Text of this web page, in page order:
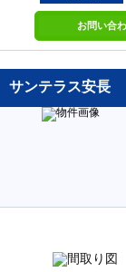
お問い合
サンテラス安長